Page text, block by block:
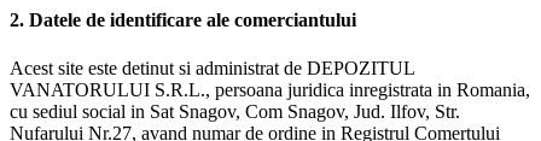
2. Datele de identificare ale comerciantului
Acest site este detinut si administrat de DEPOZITUL
VANATORULUI S.R.L., persoana juridica inregistrata in Romania,
cu sediul social in Sat Snagov, Com Snagov, Jud. Ilfov, Str.
Nufarului Nr.27, avand numar de ordine in Registrul Comertului